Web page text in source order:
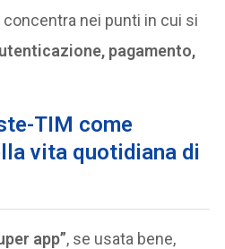
nei punti in cui si
pagamento,
TIM come
vita quotidiana di
app”, se usata bene,